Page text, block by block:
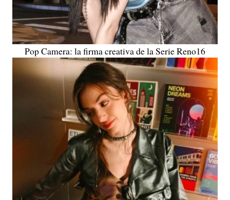
Pop Camera: la firma creativa de la Serie Reno16